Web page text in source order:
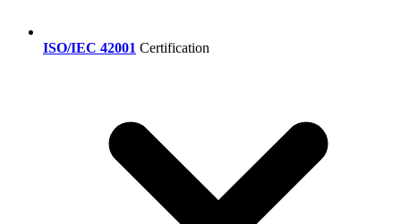
ISO/IEC 42001 Certification